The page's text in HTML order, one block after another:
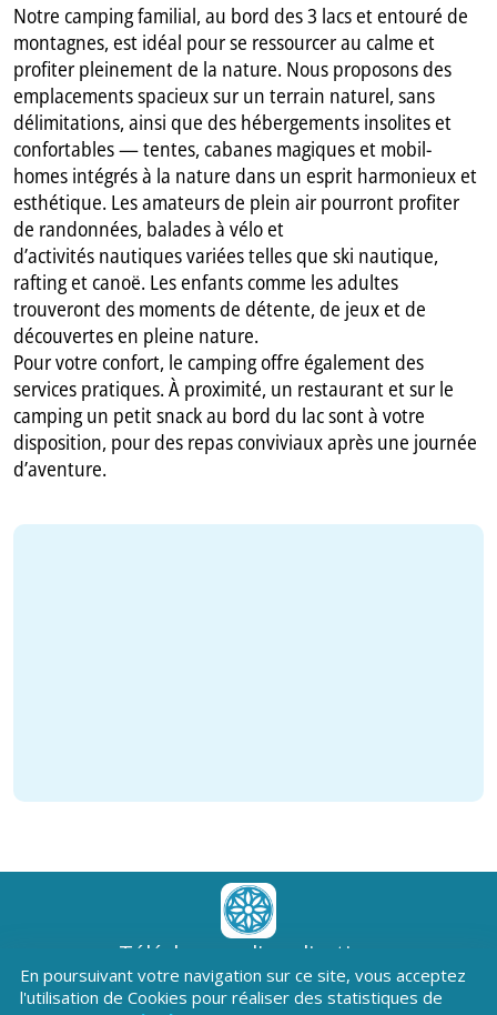
Notre camping familial, au bord des 3 lacs et entouré de
montagnes, est idéal pour se ressourcer au calme et
profiter pleinement de la nature. Nous proposons des
emplacements spacieux sur un terrain naturel, sans
délimitations, ainsi que des hébergements insolites et
confortables — tentes, cabanes magiques et mobil-
homes intégrés à la nature dans un esprit harmonieux et
esthétique. Les amateurs de plein air pourront profiter
de randonnées, balades à vélo et
d’activités nautiques variées telles que ski nautique,
rafting et canoë. Les enfants comme les adultes
trouveront des moments de détente, de jeux et de
découvertes en pleine nature.
Pour votre confort, le camping offre également des
services pratiques. À proximité, un restaurant et sur le
camping un petit snack au bord du lac sont à votre
disposition, pour des repas conviviaux après une journée
d’aventure.
Téléchargez l'application
Patrimoine Hautes-Alpes !
En poursuivant votre navigation sur ce site, vous acceptez
l'utilisation de Cookies pour réaliser des statistiques de